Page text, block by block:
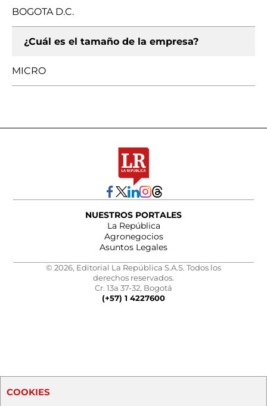
BOGOTA D.C.
¿Cuál es el tamaño de la empresa?
MICRO
NUESTROS PORTALES
La República
Agronegocios
Asuntos Legales
© 2026, Editorial La República S.A.S. Todos los
derechos reservados.
Cr. 13a 37-32, Bogotá
(+57) 1 4227600
COOKIES